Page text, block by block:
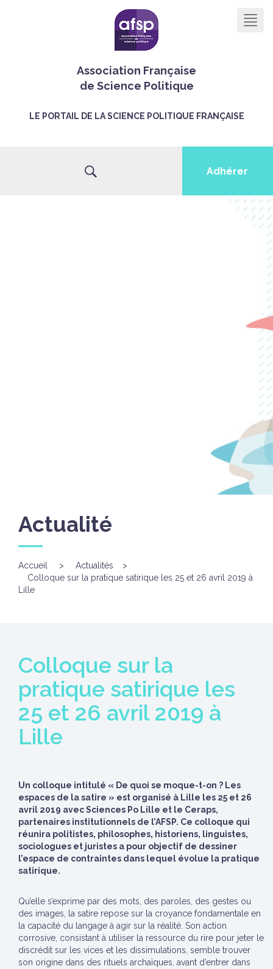
Association Française
de Science Politique
LE PORTAIL DE LA SCIENCE POLITIQUE FRANÇAISE
Adhérer
Actualité
Accueil > Actualités
>
Colloque sur la pratique satirique les 25 et 26 avril 2019 à
Lille
Colloque sur la
pratique satirique les
25 et 26 avril 2019 à
Lille
Un colloque intitulé « De quoi se moque-t-on ? Les
espaces de la satire » est organisé à Lille les 25 et 26
avril 2019 avec Sciences Po Lille et le Ceraps,
partenaires institutionnels de l’AFSP. Ce colloque qui
réunira politistes, philosophes, historiens, linguistes,
sociologues et juristes a pour objectif de dessiner
l’espace de contraintes dans lequel évolue la pratique
satirique.
Qu’elle s’exprime par des mots, des paroles, des gestes ou
des images, la satire repose sur la croyance fondamentale en
la capacité du langage à agir sur la réalité. Son action
corrosive, consistant à utiliser la ressource du rire pour jeter le
discrédit sur les vices et les dissimulations, semble trouver
son origine dans des rituels archaïques, avant d’entrer dans